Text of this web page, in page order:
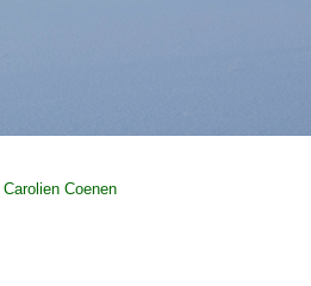
Carolien Coenen